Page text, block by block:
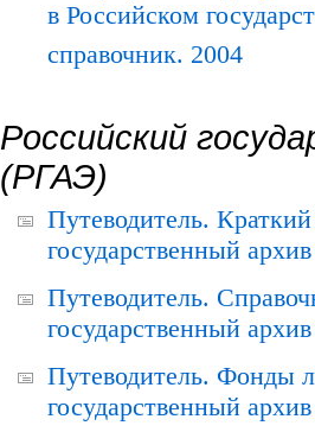
в Российском
справочник. 2004
Российский
(РГАЭ)
Путеводитель.
государственный
Путеводитель.
государственный
Путеводитель. Фонды
государственный